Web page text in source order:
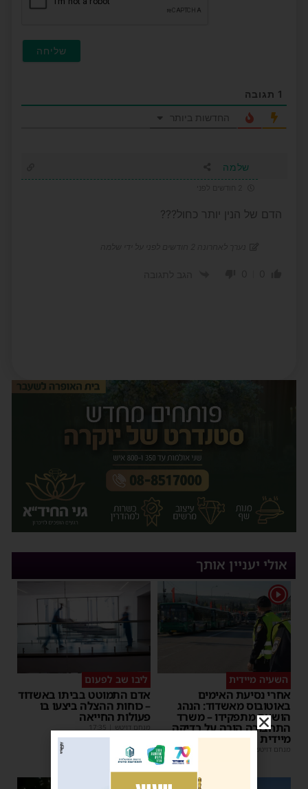
1 תגובה
החדשות ביותר
שלמה
הדם של הנין יותר כחול???
אולי יעניין אותך
1
השעיה מיידית
אחרי נסיעת האימים
באוטובוס מאשדוד: הנהג
הושעה מתפקידו – משרד
התחבורה הורה על בדיקה
מיידית
מנחם דויטש
ליבו שב לפעום
אדם התמוטט בביתו באשדוד
– כוחות ההצלה ביצעו בו
פעולות החייאה
מנחם דויטש 17:35